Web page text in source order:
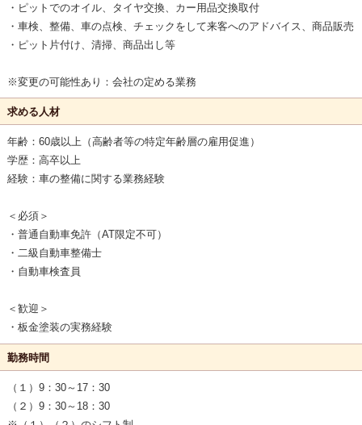
・ピットでのオイル、タイヤ交換、カー用品交換取付
・車検、整備、車の点検、チェックをして来客へのアドバイス、商品販売
・ピット片付け、清掃、商品出し等
※変更の可能性あり：会社の定める業務
求める人材
年齢：60歳以上（高齢者等の特定年齢層の雇用促進）
学歴：高卒以上
経験：車の整備に関する業務経験
＜必須＞
・普通自動車免許（AT限定不可）
・二級自動車整備士
・自動車検査員
＜歓迎＞
・板金塗装の実務経験
勤務時間
（１）9：30～17：30
（２）9：30～18：30